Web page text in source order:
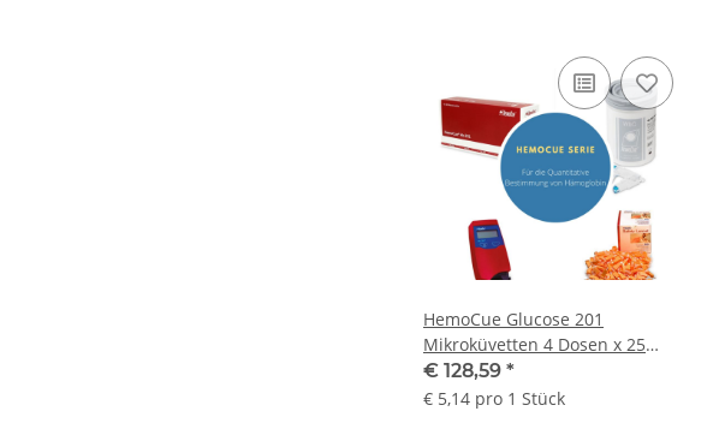
HemoCue Glucose 201
Mikroküvetten 4 Dosen x 25
Stück
€ 128,59 *
€ 5,14 pro 1 Stück